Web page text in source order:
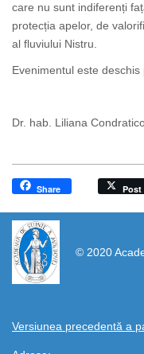
care nu sunt indiferenți
protecția apelor, de
al fluviului Nistru.
Evenimentul este
Dr. hab. Liliana
Share Post
© 2020
Versiunea precedentă a
https://propletenie.ru/